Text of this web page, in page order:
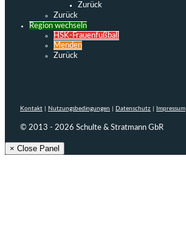
Zurück
Zurück
Region wechseln
HSK-Frauenfußball
Menden
Zurück
Kontakt Nutzungsbedingungen Datenschutz Impressum
© 2013 - 2026 Schulte & Stratmann GbR
× Close Panel